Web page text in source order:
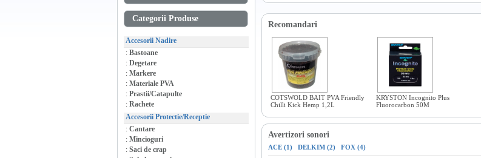
Categorii Produse
Accesorii Nadire
: Bastoane
: Degetare
: Markere
: Materiale PVA
: Prastii/Catapulte
: Rachete
Accesorii Protectie/Receptie
: Cantare
: Mincioguri
: Saci de crap
Recomandari
COTSWOLD BAIT PVA Friendly
Chilli Kick Hemp 1,2L
KRYSTON Incognito Plus
Fluorocarbon 50M
Avertizori sonori
ACE (1) DELKIM (2) FOX (4)